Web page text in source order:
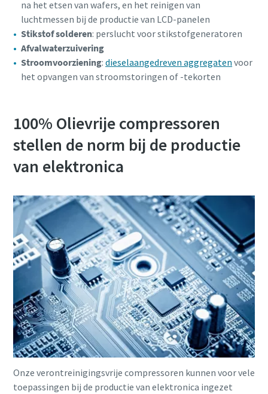
na het etsen van wafers, en het reinigen van
luchtmessen bij de productie van LCD-panelen
Stikstof solderen: perslucht voor stikstofgeneratoren
Afvalwaterzuivering
Stroomvoorziening:dieselaangedreven aggregaten voor
het opvangen van stroomstoringen of -tekorten
100% Olievrije compressoren
stellen de norm bij de productie
van elektronica
Onze verontreinigingsvrije compressoren kunnen voor vele
toepassingen bij de productie van elektronica ingezet